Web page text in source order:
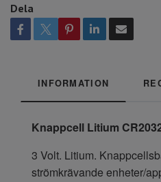
Dela
INFORMATION
Knappcell Litium
3 Volt. Litium.
strömkrävande enheter/